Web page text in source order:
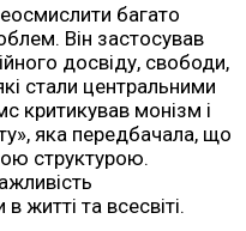
багато
Він застосував
досвіду, свободи,
стали центральними
критикував монізм і
яка передбачала, що
структурою.
житті та всесвіті.